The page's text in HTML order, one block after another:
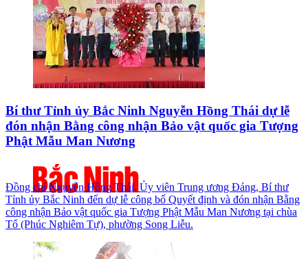
Bí thư Tỉnh ủy Bắc Ninh Nguyễn Hồng Thái dự lễ
đón nhận Bằng công nhận Bảo vật quốc gia Tượng
Phật Mẫu Man Nương
Đồng chí Nguyễn Hồng Thái, Ủy viên Trung ương Đảng, Bí thư
Tỉnh ủy Bắc Ninh đến dự lễ công bố Quyết định và đón nhận Bằng
công nhận Bảo vật quốc gia Tượng Phật Mẫu Man Nương tại chùa
Tổ (Phúc Nghiêm Tự), phường Song Liễu.